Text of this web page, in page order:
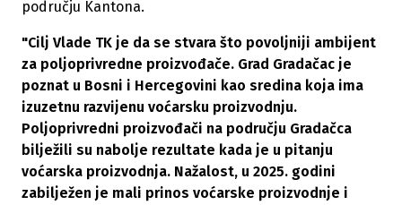
području Kantona.
"Cilj Vlade TK je da se stvara što povoljniji ambijent
za poljoprivredne proizvođače. Grad Gradačac je
poznat u Bosni i Hercegovini kao sredina koja ima
izuzetnu razvijenu voćarsku proizvodnju.
Poljoprivredni proizvođači na području Gradačca
bilježili su nabolje rezultate kada je u pitanju
voćarska proizvodnja. Nažalost, u 2025. godini
zabilježen je mali prinos voćarske proizvodnje i